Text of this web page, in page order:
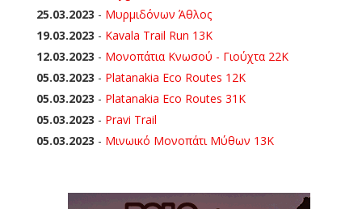
25.03.2023 - Μυρμιδόνων Άθλος
19.03.2023 - Kavala Trail Run 13K
12.03.2023 - Μονοπάτια Κνωσού - Γιούχτα 22Κ
05.03.2023 - Platanakia Eco Routes 12K
05.03.2023 - Platanakia Eco Routes 31K
05.03.2023 - Pravi Trail
05.03.2023 - Μινωικό Μονοπάτι Μύθων 13Κ